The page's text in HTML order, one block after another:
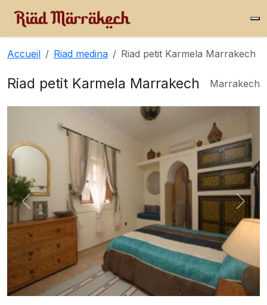
Accueil Riad medina Riad petit Karmela Marrakech
Riad petit Karmela Marrakech Marrakech